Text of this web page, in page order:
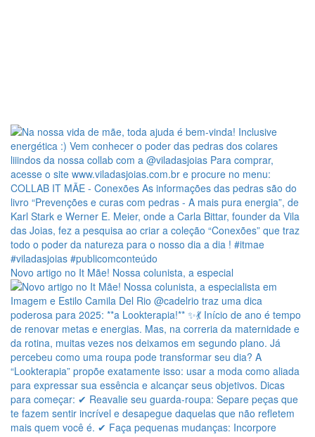
Novo artigo no It Mãe! Nossa colunista, a especial